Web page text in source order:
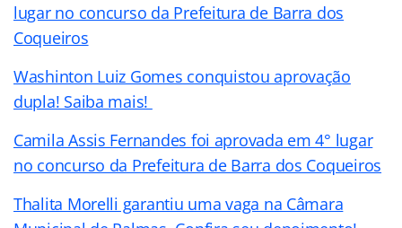
lugar no concurso da Prefeitura de Barra dos
Coqueiros
Washinton Luiz Gomes conquistou aprovação
dupla! Saiba mais!
Camila Assis Fernandes foi aprovada em 4° lugar
no concurso da Prefeitura de Barra dos Coqueiros
Thalita Morelli garantiu uma vaga na Câmara